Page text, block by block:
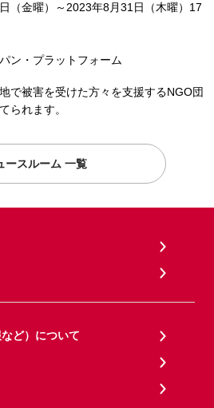
（金曜）～2023年8月31日（木曜）17
ン・プラットフォーム
で被害を受けた方々を支援するNGO団
られます。
ースルーム 一覧
ど）について